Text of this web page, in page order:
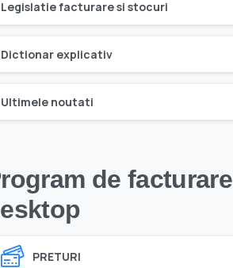
Legislatie facturare si stocuri
Dictionar explicativ
Ultimele noutati
de facturare
PRETURI